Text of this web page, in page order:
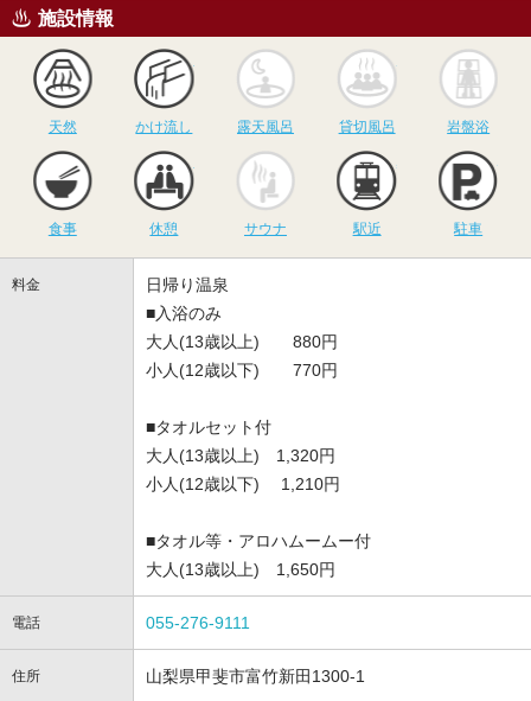
施設情報
天然
かけ流し
かけ流し
露天風呂
露天風呂
貸切風呂
貸切風呂 岩盤浴
食事 休憩
サウナ
サウナ 駅近 駐車
料金
日帰り温泉
■入浴のみ
大人(13歳以上) 880円
小人(12歳以下) 770円
■タオルセット付
大人(13歳以上) 1,320円
小人(12歳以下) 1,210円
■タオル等・アロハムームー付
大人(13歳以上) 1,650円
電話 055-276-9111
住所 山梨県甲斐市富竹新田1300-1